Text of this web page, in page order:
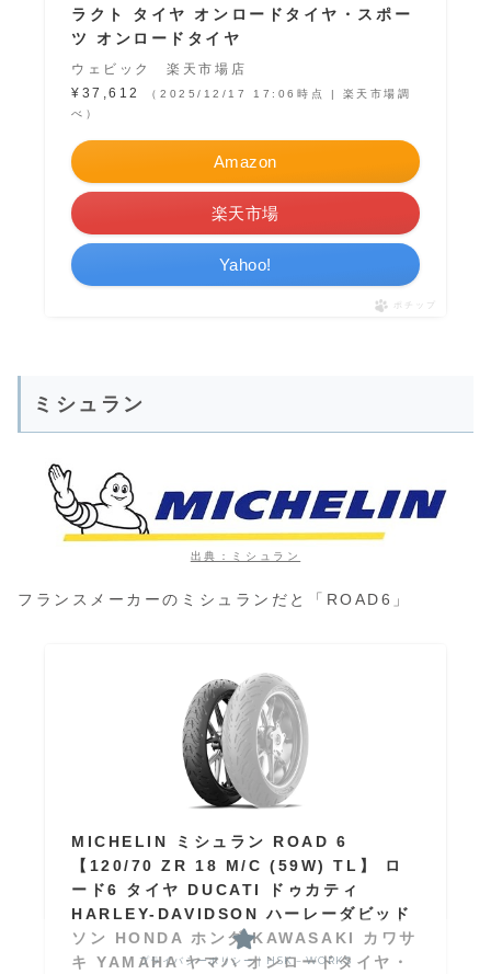
ラクト タイヤ オンロードタイヤ・スポー
ツ オンロードタイヤ
ウェビック 楽天市場店
¥37,612
（2025/12/17 17:06時点 | 楽天市場調
べ）
Amazon
楽天市場
Yahoo!
ポチップ
ミシュラン
出典：ミシュラン
フランスメーカーのミシュランだと「ROAD6」
MICHELIN ミシュラン ROAD 6
【120/70 ZR 18 M/C (59W) TL】 ロ
ード6 タイヤ DUCATI ドゥカティ
HARLEY-DAVIDSON ハーレーダビッド
ソン HONDA ホンダ KAWASAKI カワサ
キ YAMAHA ヤマハ オンロードタイヤ・
プライバシーポリシー｜HSK－WORKS